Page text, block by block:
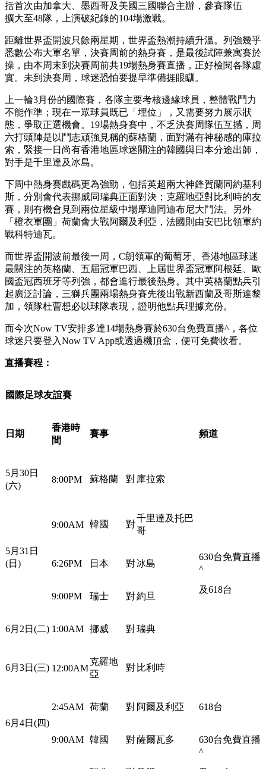
括首次由加拿大、墨西哥及美國三國聯合主辦，參賽隊伍
擴大至48隊，上演破紀錄的104場激戰。
距離世界盃開波只餘兩星期，世界盃熱潮持續升溫。列強幾乎
悉數公布大軍名單，決賽周前的熱身賽，是最後試陣兼寓賽於
操，由本周末到決賽周前共19場熱身賽直播，正好檢閱各隊虛
實。未到決賽周，球迷恐怕要提早準備捱眼瞓。
上一輪3月份的國際賽，各隊主要考核邊緣球員，整體戰鬥力
不能作準；現在一眾球員既已「埋位」，又需要努力展示狀
態，爭取正選機會。19場熱身賽中，不乏決賽周隊伍互撼，周
六打頭陣是以鬥志頑強見稱的蘇格蘭，面對滿有神秘感的庫拉
索，緊接一日尚有香港地區球迷關注的韓國與日本分途出師，
對手是千里達及冰島。
下周中熱身賽戲碼更為強勁，包括英超兩大神鋒賀蘭同約基利
斯，分別會代表挪威同瑞典正面對決；克羅地亞對比利時的友
賽，則有機會見到兩位星級中場摩迪同迪布尼大鬥法。另外
「橙衣軍團」荷蘭會大戰阿爾及利亞，法國則由安巴比領軍約
戰科特迪瓦。
而世界盃開波前最後一周，C朗領軍的葡萄牙、香港地區球迷
最關注的英格蘭、五屆冠軍巴西、上屆世界盃冠軍阿根廷、歐
國盃冠西班牙等列強，都會進行最後熱身。其中英格蘭點兵引
起廣泛討論，三獅兵團兩場熱身賽先後出戰新西蘭及哥斯達黎
加，領隊杜曹想必以球隊表現，證明他點兵理據充份。
而今次Now TV安排多達14場熱身賽於630台免費直播^，各位
球迷只要登入Now TV App或透過機頂盒，便可免費收看。
直播賽程：
國際足球友誼賽
日期
香港時
間
賽事 頻道
5月30日
(六)
8:00PM 蘇格蘭 對庫拉索
630台免費直播
^
及618台
5月31日
(日)
9:00AM 韓國 對
千里達及托巴
哥
6:26PM 日本 對冰島
9:00PM 瑞士 對約旦
6月2日(二) 1:00AM 挪威 對瑞典
6月3日(三) 12:00AM
克羅地
亞
對 比利時
6月4日(四)
2:45AM 荷蘭 對 阿爾及利亞 618台
9:00AM 韓國 對薩爾瓦多
630台免費直播
^